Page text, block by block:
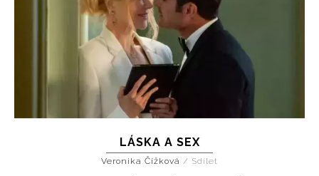
LÁSKA A SEX
Veronika Čížková / Sdílet